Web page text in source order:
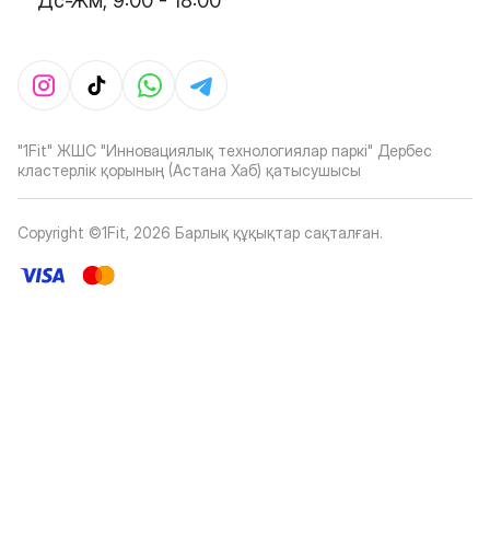
"1Fit" ЖШС "Инновациялық технологиялар паркі" Дербес
кластерлік қорының (Астана Хаб) қатысушысы
Copyright ©1Fit, 2026 Барлық құқықтар сақталған.